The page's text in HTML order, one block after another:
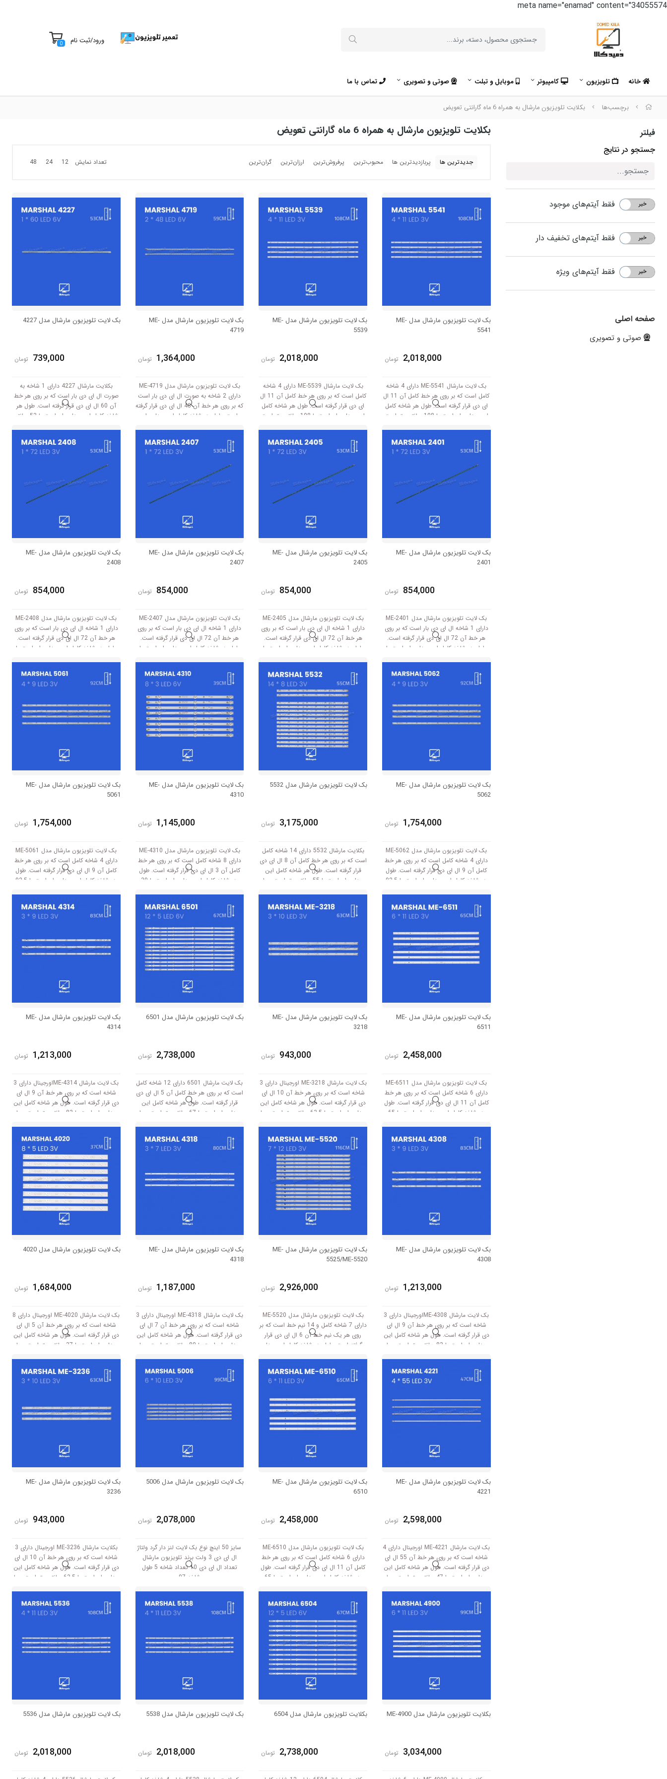
meta name="enamad" content="34055574
ورود/ثبت نام 0
خانه تلویزیون کامپیوتر موبایل و تبلت صوتی و تصویری تماس با ما
برچسب‌ها بکلایت تلویزیون مارشال به همراه 6 ماه گارانتی تعویض
فیلتر
جستجو در نتایج
بله خیر فقط آیتم‌های موجود
بله خیر فقط آیتم‌های تخفیف دار
بله خیر فقط آیتم‌های ویژه
صفحه اصلی
صوتی و تصویری
بکلایت تلویزیون مارشال به همراه 6 ماه گارانتی تعویض
جدیدترین ها پربازدیدترین ها محبوب‌‌ترین پرفروش‌ترین ارزان‌ترین گران‌ترین تعداد نمایش 12
24
48
بک لایت تلویزیون مارشال مدل ME-
5541
2,018,000 تومان
بک لایت مارشال ME-5541 دارای 4 شاخه
کامل است که بر روی هر خط کامل آن 11 ال
ای دی قرار گرفته است. طول هر شاخه کامل
این مدل برابر است با 108 سانتی متر است
بک لایت تلویزیون مارشال مدل ME-
5539
2,018,000 تومان
بک لایت مارشال ME-5539 دارای 4 شاخه
کامل است که بر روی هر خط کامل آن 11 ال
ای دی قرار گرفته است. طول هر شاخه کامل
این مدل برابر است با 108 سانتی متر است
بک لایت تلویزیون مارشال مدل ME-
4719
1,364,000 تومان
بک لایت تلویزیون مارشال مدل ME-4719
دارای 2 شاخه به صورت ال ای دی بار است
که بر روی هر خط آن 48 ال ای دی قرار گرفته
است. طول هر شاخه کامل این مدل برابر
بک لایت تلویزیون مارشال مدل 4227
739,000 تومان
بکلایت مارشال 4227 دارای 1 شاخه به
صورت ال ای دی بار است که بر روی هر خط
آن 60 ال ای دی قرار گرفته است. طول هر
شاخه کامل این مدل برابر است با 53 سانتی
بک لایت تلویزیون مارشال مدل ME-
2401
854,000 تومان
بک لایت تلویزیون مارشال مدل ME-2401
دارای 1 شاخه ال ای دی بار است که بر روی
هر خط آن 72 ال ای دی قرار گرفته است.
طول هر شاخه کامل این مدل برابر است با
بک لایت تلویزیون مارشال مدل ME-
2405
854,000 تومان
بک لایت تلویزیون مارشال مدل ME-2405
دارای 1 شاخه ال ای دی بار است که بر روی
هر خط آن 72 ال ای دی قرار گرفته است.
طول هر شاخه کامل این مدل برابر است با
بک لایت تلویزیون مارشال مدل ME-
2407
854,000 تومان
بک لایت تلویزیون مارشال مدل ME-2407
دارای 1 شاخه ال ای دی بار است که بر روی
هر خط آن 72 ال ای دی قرار گرفته است.
طول هر شاخه کامل این مدل برابر است با
بک لایت تلویزیون مارشال مدل ME-
2408
854,000 تومان
بک لایت تلویزیون مارشال مدل ME-2408
دارای 1 شاخه ال ای دی بار است که بر روی
هر خط آن 72 ال ای دی قرار گرفته است.
طول هر شاخه کامل این مدل برابر است با
بک لایت تلویزیون مارشال مدل ME-
5062
1,754,000 تومان
بک لایت تلویزیون مارشال مدل ME-5062
دارای 4 شاخه کامل است که بر روی هر خط
کامل آن 9 ال ای دی قرار گرفته است. طول
هر شاخه کامل این مدل برابر است با 92.5
بک لایت تلویزیون مارشال مدل 5532
3,175,000 تومان
بکلایت مارشال 5532 دارای 14 شاخه کامل
است که بر روی هر خط کامل آن 8 ال ای دی
قرار گرفته است. طول هر شاخه کامل این
مدل برابر است با 55 سانتی متر است و با
بک لایت تلویزیون مارشال مدل ME-
4310
1,145,000 تومان
بک لایت تلویزیون مارشال مدل ME-4310
دارای 8 شاخه کامل است که بر روی هر خط
کامل آن 3 ال ای دی قرار گرفته است. طول
هر شاخه کامل این مدل برابر است با 39
بک لایت تلویزیون مارشال مدل ME-
5061
1,754,000 تومان
بک لایت تلویزیون مارشال مدل ME-5061
دارای 4 شاخه کامل است که بر روی هر خط
کامل آن 9 ال ای دی قرار گرفته است. طول
هر شاخه کامل این مدل برابر است با 92.5
بک لایت تلویزیون مارشال مدل ME-
6511
2,458,000 تومان
بک لایت تلویزیون مارشال مدل ME-6511
دارای 6 شاخه کامل است که بر روی هر خط
کامل آن 11 ال ای دی قرار گرفته است. طول
هر شاخه کامل این مدل برابر است با 65
بک لایت تلویزیون مارشال مدل ME-
3218
943,000 تومان
بک لایت مارشال ME-3218 اورجینال دارای 3
شاخه است که بر روی هر خط آن 10 ال ای
دی قرار گرفته است. طول هر شاخه کامل این
مدل برابر است با 63.5 سانتی متر است و با
بک لایت تلویزیون مارشال مدل 6501
2,738,000 تومان
بک لایت مارشال 6501 دارای 12 شاخه کامل
است که بر روی هر خط کامل آن 5 ال ای دی
قرار گرفته است. طول هر شاخه کامل این
مدل برابر است با 67 سانتی متر است و با
بک لایت تلویزیون مارشال مدل ME-
4314
1,213,000 تومان
بک لایت مارشال ME-4314اورجینال دارای 3
شاخه است که بر روی هر خط آن 9 ال ای
دی قرار گرفته است. طول هر شاخه کامل این
مدل برابر است با 83 سانتی متر است و با
بک لایت تلویزیون مارشال مدل ME-
4308
1,213,000 تومان
بک لایت مارشال ME-4308اورجینال دارای 3
شاخه است که بر روی هر خط آن 9 ال ای
دی قرار گرفته است. طول هر شاخه کامل این
مدل برابر است با 83 سانتی متر است و با
بک لایت تلویزیون مارشال مدل ME-
5525/ME-5520
2,926,000 تومان
بک لایت تلویزیون مارشال مدل ME-5520
دارای 7 شاخه کامل و 14 نیم خط است که بر
روی هر یک نیم خط آن 6 ال ای دی قرار
گرفته است. طول هر شاخه کامل این مدل
بک لایت تلویزیون مارشال مدل ME-
4318
1,187,000 تومان
بک لایت مارشال ME-4318 اورجینال دارای 3
شاخه است که بر روی هر خط آن 7 ال ای
دی قرار گرفته است. طول هر شاخه کامل این
مدل برابر است با 80 سانتی متر است و با
بک لایت تلویزیون مارشال مدل 4020
1,684,000 تومان
بک لایت مارشال ME-4020 اورجینال دارای 8
شاخه است که بر روی هر خط آن 5 ال ای
دی قرار گرفته است. طول هر شاخه کامل این
مدل برابر است با 37 سانتی متر است و با
بک لایت تلویزیون مارشال مدل ME-
4221
2,598,000 تومان
بک لایت مارشال ME-4221 اورجینال دارای 4
شاخه است که بر روی هر خط آن 55 ال ای
دی قرار گرفته است. طول هر شاخه کامل این
مدل برابر است با 47 سانتی متر است و با
بک لایت تلویزیون مارشال مدل ME-
6510
2,458,000 تومان
بک لایت تلویزیون مارشال مدل ME-6510
دارای 6 شاخه کامل است که بر روی هر خط
کامل آن 11 ال ای دی قرار گرفته است. طول
هر شاخه کامل این مدل برابر است با 65
بک لایت تلویزیون مارشال مدل 5006
2,078,000 تومان
سایز 50 اینچ نوع بک لایت لنز دار گرد ولتاژ
ال ای دی 3 ولت برند تلویزیون مارشال
تعداد ال ای دی 10 تعداد شاخه 5 طول
شاخه 97
بک لایت تلویزیون مارشال مدل ME-
3236
943,000 تومان
بکلایت مارشال ME-3236 اورجینال دارای 3
شاخه است که بر روی هر خط آن 10 ال ای
دی قرار گرفته است. طول هر شاخه کامل این
مدل برابر است با 63.5 سانتی متر است و با
بکلایت تلویزیون مارشال مدل ME-4900
3,034,000 تومان
بکلایت تلویزیون مارشال مدل 6504
2,738,000 تومان
بک لایت تلویزیون مارشال مدل 5538
2,018,000 تومان
بک لایت تلویزیون مارشال مدل 5536
2,018,000 تومان